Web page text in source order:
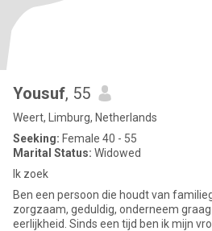
Yousuf, 55
Weert, Limburg, Netherlands
Seeking: Female 40 - 55
Marital Status: Widowed
Ik zoek
Ben een persoon die houdt van
zorgzaam, geduldig, onderneem
eerlijkheid. Sinds een tijd ben ik mijn vrouw verloren en ben ik